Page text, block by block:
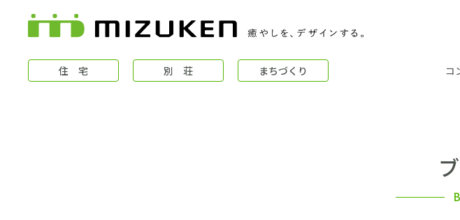
住 宅 別 荘 まちづくり コ